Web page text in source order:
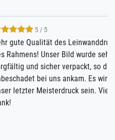
Leinwanddrucks und
wurde sehr
so dass es
Es wird nicht
sein. Vielen